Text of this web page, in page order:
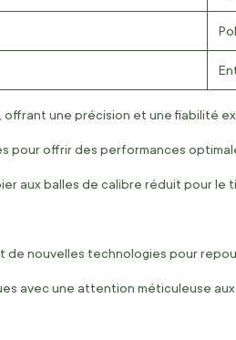
une précision et une fiabilité
offrir des performances
aux balles de calibre réduit pour le
nouvelles technologies pour
avec une attention méticuleuse